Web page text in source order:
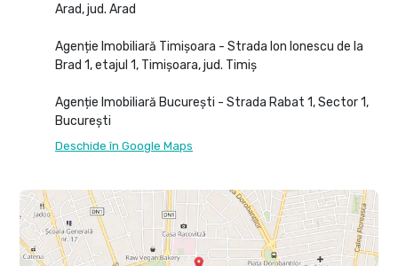
Arad, jud. Arad
Agenție Imobiliară Timișoara - Strada Ion Ionescu de la
Brad 1, etajul 1, Timișoara, jud. Timiș
Agenție Imobiliară București - Strada Rabat 1, Sector 1,
București
Deschide în Google Maps